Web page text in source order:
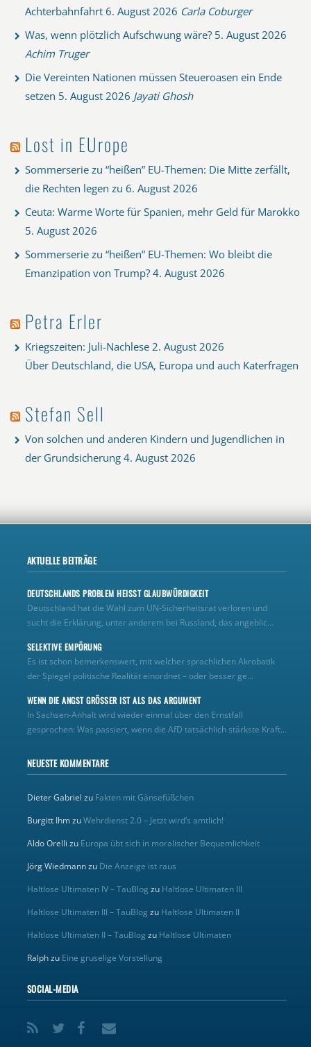
Achterbahnfahrt 6. August 2026 Carla Coburger
Was, wenn plötzlich Aufschwung wäre? 5. August 2026
Achim Truger
Die Vereinten Nationen müssen Steueroasen ein Ende
setzen 5. August 2026 Jayati Ghosh
Lost in EUrope
Sommerserie zu “heißen” EU-Themen: Die Mitte zerfällt,
die Rechten legen zu 6. August 2026
Ceuta: Warme Worte für Spanien, mehr Geld für Marokko
5. August 2026
Sommerserie zu “heißen” EU-Themen: Wo bleibt die
Emanzipation von Trump? 4. August 2026
Petra Erler
Kriegszeiten: Juli-Nachlese 2. August 2026
Über Deutschland, die USA, Europa und auch Katerfragen
Stefan Sell
Von solchen und anderen Kindern und Jugendlichen in
der Grundsicherung 4. August 2026
AKTUELLE BEITRÄGE
DEUTSCHLANDS PROBLEM HEISST GLAUBWÜRDIGKEIT
Deutschland hat die Wahl zum UN‑Sicherheitsrat verloren und
sucht die Erklärung, unter anderem bei Russland, das angeblic...
SELEKTIVE EMPÖRUNG
Es ist schon bemerkenswert, mit welcher sprachlichen Akrobatik
der Spiegel politische Realität einordnet – oder besser ge...
WENN DIE ANGST GRÖSSER IST ALS DAS ARGUMENT
In Sachsen-Anhalt wird wieder einmal über den Ernstfall
gesprochen: Was passiert, wenn die AfD tatsächlich stärkste Kraft...
NEUESTE KOMMENTARE
Dieter Gabriel zu Fakten mit Gänsefüßchen
Burgitt IhmzuWehrdienst 2.0 – Jetzt wird’s amtlich!
Aldo Orelli zu Europa übt sich in moralischer Bequemlichkeit
Jörg Wiedmannzu Die Anzeige ist raus
Haltlose Ultimaten IV – TauBlog zu Haltlose Ultimaten III
Haltlose Ultimaten III – TauBlog zu Haltlose Ultimaten II
Haltlose Ultimaten II – TauBlog zu Haltlose Ultimaten
Ralphzu Eine gruselige Vorstellung
SOCIAL-MEDIA